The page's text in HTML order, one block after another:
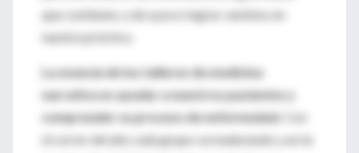
que contienen, y de a poco lograr cambios en
nuestra práctica.
La esencia de los talleres de medicina
narrativa es ayudar a nuestros pacientes y
comprender su proceso de enfermedad.
Con
el correr del año cada grupo va madurando y así la